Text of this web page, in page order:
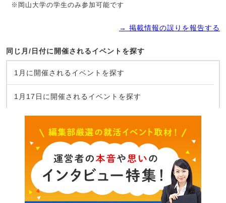
※岡山大学の学生のみ参加可能です
→ 掲載情報の誤りを報告する
同じ月/日付に開催されるイベントを探す
1月に開催されるイベントを探す
1月17日に開催されるイベントを探す